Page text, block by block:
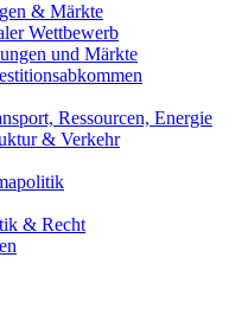
& Märkte
Wettbewerb
und Märkte
Ressourcen, Energie
& Verkehr
& Recht